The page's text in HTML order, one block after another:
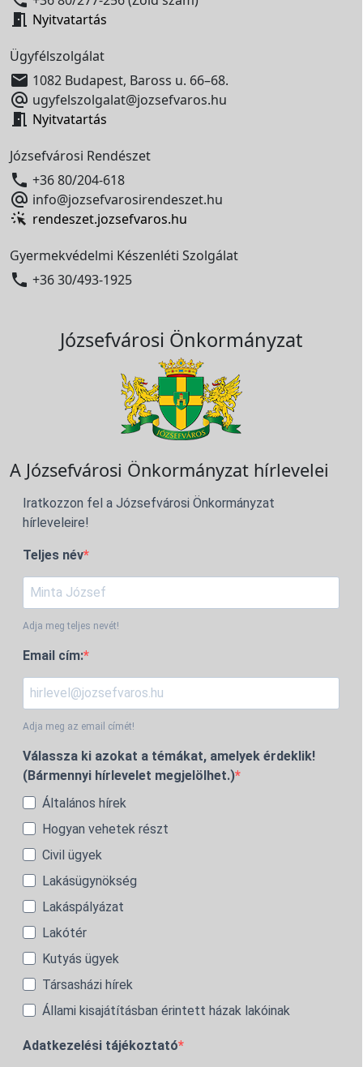
 Nyitvatartás
Ügyfélszolgálat
 1082 Budapest, Baross u. 66–68.
 ugyfelszolgalat@jozsefvaros.hu
 Nyitvatartás
Józsefvárosi Rendészet
 +36 80/204-618
 info@jozsefvarosirendeszet.hu
rendeszet.jozsefvaros.hu
Gyermekvédelmi Készenléti Szolgálat
 +36 30/493-1925
Józsefvárosi Önkormányzat
A Józsefvárosi Önkormányzat hírlevelei
Iratkozzon fel a Józsefvárosi Önkormányzat
hírleveleire!
Teljes név
Adja meg teljes nevét!
Email cím:
Adja meg az email címét!
Válassza ki azokat a témákat, amelyek érdeklik!
(Bármennyi hírlevelet megjelölhet.)
Általános hírek
Hogyan vehetek részt
Civil ügyek
Lakásügynökség
Lakáspályázat
Lakótér
Kutyás ügyek
Társasházi hírek
Állami kisajátításban érintett házak lakóinak
Adatkezelési tájékoztató